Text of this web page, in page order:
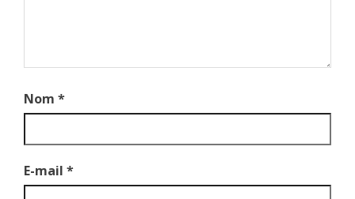
Nom *
E-mail *